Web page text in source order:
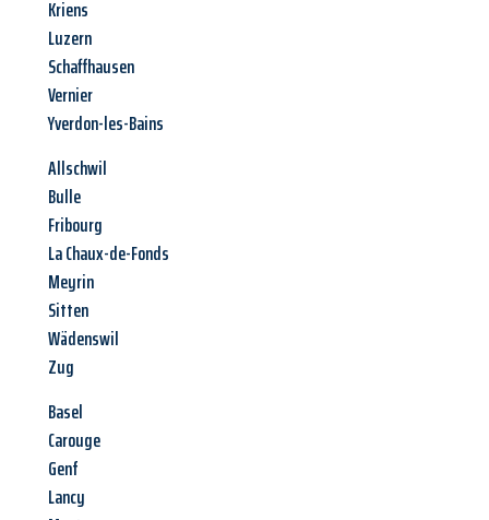
Kriens
Luzern
Schaffhausen
Vernier
Yverdon-les-Bains
Allschwil
Bulle
Fribourg
La Chaux-de-Fonds
Meyrin
Sitten
Wädenswil
Zug
Basel
Carouge
Genf
Lancy